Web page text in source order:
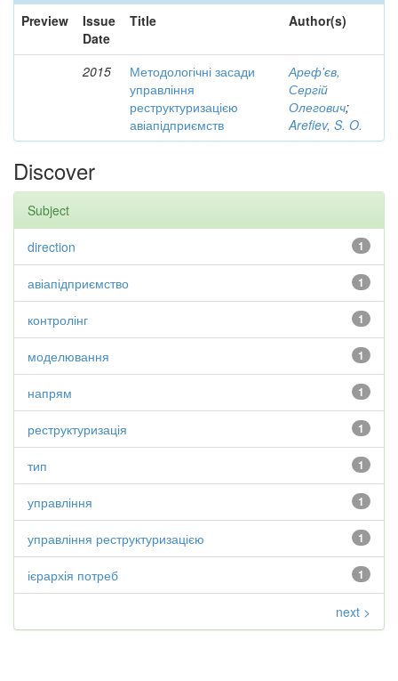
Preview
Issue
Date
Title Author(s)
2015
Методологічні засади
управління
реструктуризацією
авіапідприємств
Ареф'єв,
Сергій
Олегович;
Arefiev, S. O.
Discover
Subject
1
direction
1
авіапідприємство
1
контролінг
1
моделювання
1
напрям
1
реструктуризація
1
тип
1
управління
1
управління реструктуризацією
1
ієрархія потреб
next >